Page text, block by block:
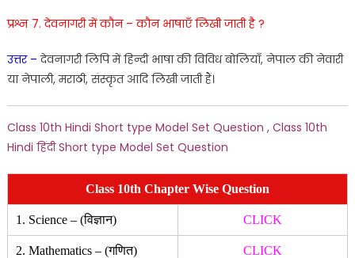
प्रश्न 7. देवनागरीमेंकौन –कौन भाषाएँलिखीजातीहै ?
उत्तर –देवनागरीलिपिमेंहिन्दी भाषाकीविविधबोलियाँ, नेपालकीनेवारी
यानेपाली,मराठी,संस्कृत आदिलिखीजातीहैं।
Class 10th Hindi Short type Model Set Question , Class 10th
Hindi हिंदी Short type Model Set Question
Class 10th Chapter Wise Question
1. Science – (विज्ञान) CLICK
2. Mathematics – (गणित) CLICK